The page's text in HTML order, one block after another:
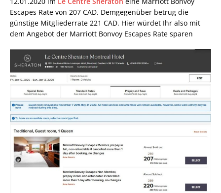
Escapes Rate von 207 CAD. Demgegenüber betrug die
günstige Mitgliederrate 221 CAD. Hier würdet Ihr also mit
dem Angebot der Marriott Bonvoy Escapes Rate sparen